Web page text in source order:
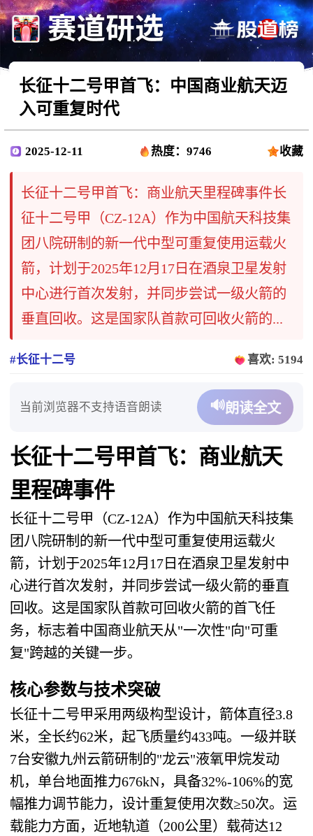
长征十二号甲首飞：中国商业航天迈
入可重复时代
2025-12-11 热度：9746 收藏
长征十二号甲首飞：商业航天里程碑事件长
征十二号甲（CZ-12A）作为中国航天科技集
团八院研制的新一代中型可重复使用运载火
箭，计划于2025年12月17日在酒泉卫星发射
中心进行首次发射，并同步尝试一级火箭的
垂直回收。这是国家队首款可回收火箭的...
#长征十二号 喜欢: 5194
当前浏览器不支持语音朗读 🔊朗读全文
长征十二号甲首飞：商业航天
里程碑事件
长征十二号甲（CZ-12A）作为中国航天科技集
团八院研制的新一代中型可重复使用运载火
箭，计划于2025年12月17日在酒泉卫星发射中
心进行首次发射，并同步尝试一级火箭的垂直
回收。这是国家队首款可回收火箭的首飞任
务，标志着中国商业航天从"一次性"向"可重
复"跨越的关键一步。
核心参数与技术突破
长征十二号甲采用两级构型设计，箭体直径3.8
米，全长约62米，起飞质量约433吨。一级并联
7台安徽九州云箭研制的"龙云"液氧甲烷发动
机，单台地面推力676kN，具备32%-106%的宽
幅推力调节能力，设计重复使用次数≥50次。运
载能力方面，近地轨道（200公里）载荷达12